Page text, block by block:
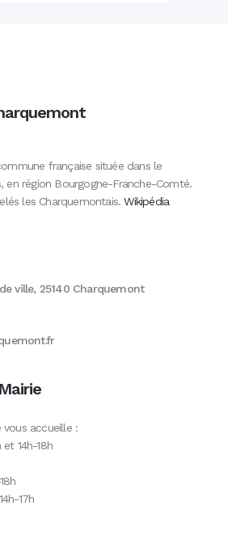
française située dans le
en région Bourgogne-Franche-Comté.
les Charquemontais.Wikipédia
ville, 25140 Charquemont
vous accueille :
14h-18h
17h